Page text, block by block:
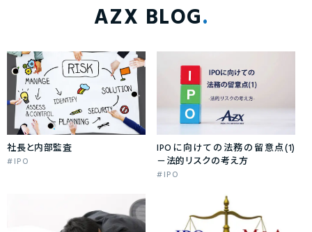
AZX BLOG
社長と内部監査
IPO
IPOに向けての法務の留意点(1)
－法的リスクの考え方
IPO